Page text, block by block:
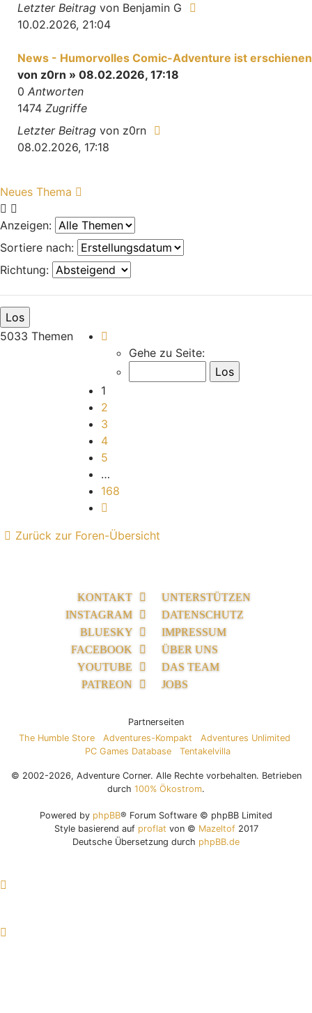
Letzter Beitrag von Benjamin G
10.02.2026, 21:04
News - Humorvolles Comic-Adventure ist erschienen
von z0rn » 08.02.2026, 17:18
0 Antworten
1474 Zugriffe
Letzter Beitrag von z0rn
08.02.2026, 17:18
Neues Thema
Anzeigen:
Sortiere nach:
Richtung:
5033 Themen
Gehe zu Seite:
1
2
3
4
5
…
168
Zurück zur Foren-Übersicht
KONTAKT
INSTAGRAM
BLUESKY
FACEBOOK
YOUTUBE
PATREON
UNTERSTÜTZEN
DATENSCHUTZ
IMPRESSUM
ÜBER UNS
DAS TEAM
JOBS
Partnerseiten
The Humble Store
Adventures-Kompakt
Adventures Unlimited
PC Games Database
Tentakelvilla
© 2002-2026, Adventure Corner. Alle Rechte vorbehalten. Betrieben
durch 100% Ökostrom.
Powered by phpBB® Forum Software © phpBB Limited
Style basierend auf proflat von © Mazeltof2017
Deutsche Übersetzung durch phpBB.de